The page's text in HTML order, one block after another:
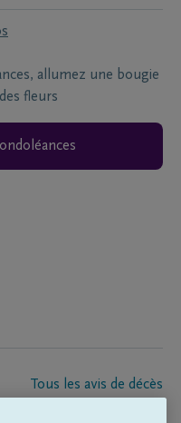
allumez une bougie
fleurs
Tous les avis de décès